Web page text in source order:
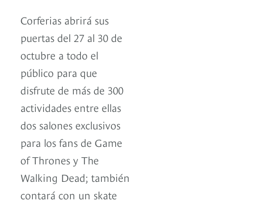
Corferias abrirá sus
puertas del 27 al 30 de
octubre a todo el
público para que
disfrute de más de 300
actividades entre ellas
dos salones exclusivos
para los fans de Game
of Thrones y The
Walking Dead; también
contará con un skate